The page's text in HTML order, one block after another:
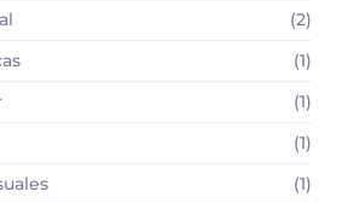
(2)
(1)
(1)
(1)
(1)